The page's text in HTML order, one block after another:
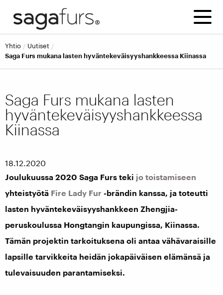
yhtio
uutiset
Saga Furs mukana lasten hyväntekeväisyyshankkeessa Kiinassa
Saga Furs mukana lasten
hyväntekeväisyyshankkeessa
Kiinassa
18.12.2020
Joulukuussa 2020 Saga Furs teki jo toistamiseen
yhteistyötä Fire Lady Fur -brändin kanssa, ja toteutti
lasten hyväntekeväisyyshankkeen Zhengjia-
peruskoulussa Hongtangin kaupungissa, Kiinassa.
Tämän projektin tarkoituksena oli antaa vähävaraisille
lapsille tarvikkeita heidän jokapäiväisen elämänsä ja
tulevaisuuden parantamiseksi.